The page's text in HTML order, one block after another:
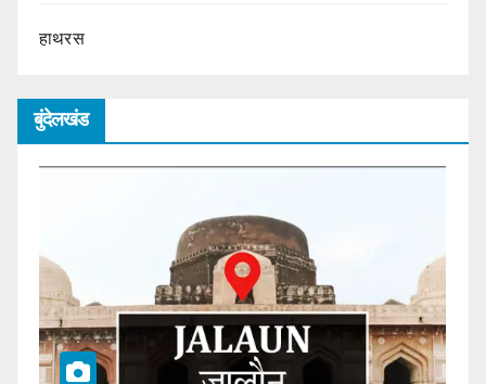
हाथरस
बुंदेलखंड